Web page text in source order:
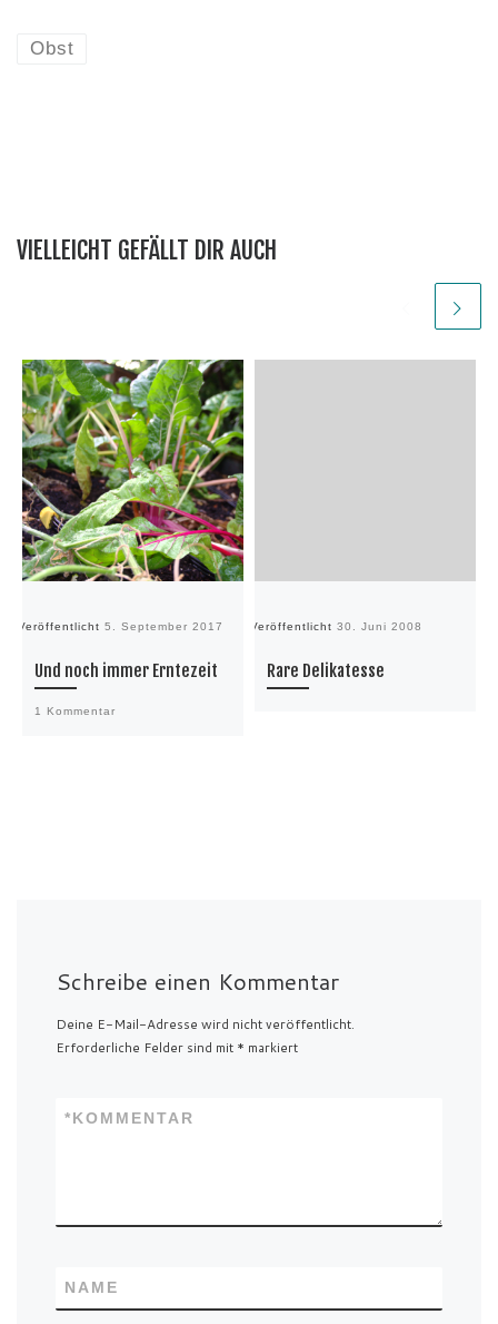
Obst
VIELLEICHT GEFÄLLT DIR AUCH
Veröffentlicht 5. September 2017
Und noch immer Erntezeit
1 Kommentar
Veröffentlicht 30. Juni 2008
Rare Delikatesse
Schreibe einen Kommentar
Deine E-Mail-Adresse wird nicht veröffentlicht.
Erforderliche Felder sind mit * markiert
KOMMENTAR
*
NAME